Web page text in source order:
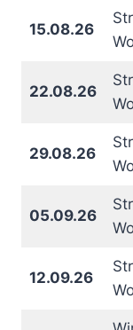
15.08.26
22.08.26
29.08.26
05.09.26
12.09.26